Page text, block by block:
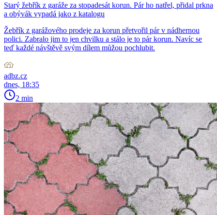
Starý žebřík z garáže za stopadesát korun. Pár ho natřel, přidal prkna
a obývák vypadá jako z katalogu
Žebřík z garážového prodeje za korun přetvořil pár v nádhernou
polici. Zabralo jim to jen chvilku a stálo je to pár korun. Navíc se
teď každé návštěvě svým dílem můžou pochlubit.
adbz.cz
dnes, 18:35
2 min